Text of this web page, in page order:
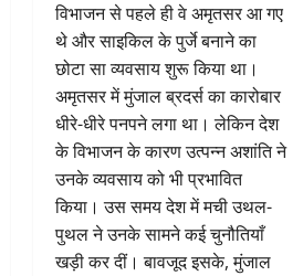
विभाजन से पहले ही वे अमृतसर आ गए
थे और साइकिल के पुर्जे बनाने का
छोटा सा व्यवसाय शुरू किया था।
अमृतसर में मुंजाल ब्रदर्स का कारोबार
धीरे-धीरे पनपने लगा था। लेकिन देश
के विभाजन के कारण उत्पन्न अशांति ने
उनके व्यवसाय को भी प्रभावित
किया। उस समय देश में मची उथल-
पुथल ने उनके सामने कई चुनौतियाँ
खड़ी कर दीं। बावजूद इसके, मुंजाल